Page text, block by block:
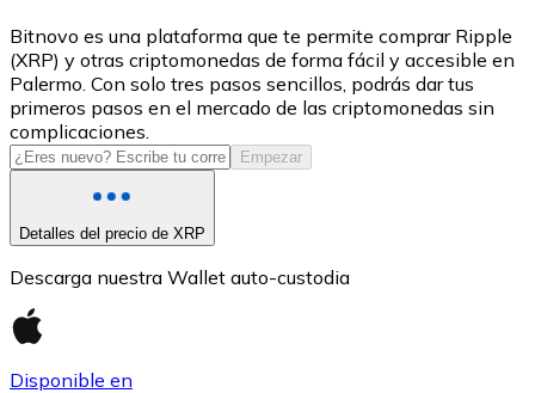
USD Coin
USDC
Litecoin
Bitnovo es una plataforma que te permite comprar Ripple
(XRP) y otras criptomonedas de forma fácil y accesible en
Palermo. Con solo tres pasos sencillos, podrás dar tus
primeros pasos en el mercado de las criptomonedas sin
complicaciones.
Empezar
Detalles del precio de XRP
Descarga nuestra Wallet auto-custodia
Disponible en